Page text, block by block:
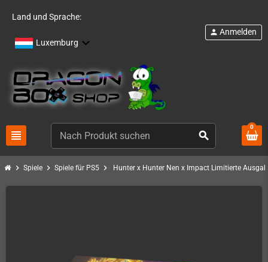
Land und Sprache:
Luxemburg
view_headline search
person Anmelden
0
chevron_right Spiele chevron_right Spiele für PS5 chevron_right Hunter x Hunter Nen x Impact Limitierte